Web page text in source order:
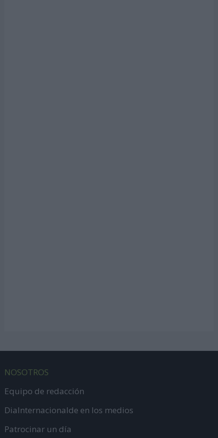
NOSOTROS
Equipo de redacción
DiaInternacionalde en los medios
Patrocinar un día